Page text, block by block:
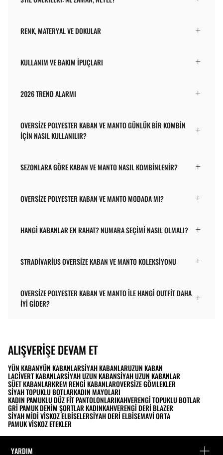
RENK, MATERYAL VE DOKULAR
KULLANIM VE BAKIM İPUÇLARI
2026 TREND ALARMI
OVERSIZE POLYESTER KABAN VE MANTO GÜNLÜK BIR KOMBIN
IÇIN NASIL KULLANILIR?
SEZONLARA GÖRE KABAN VE MANTO NASIL KOMBINLENIR?
OVERSIZE POLYESTER KABAN VE MANTO MODADA MI?
HANGI KABANLAR EN RAHAT? NUMARA SEÇIMI NASIL OLMALI?
STRADIVARIUS OVERSIZE KABAN VE MANTO KOLEKSIYONU
OVERSIZE POLYESTER KABAN VE MANTO ILE HANGI OUTFIT DAHA
IYI GIDER?
ALIŞVERIŞE DEVAM ET
YÜN KABANYÜN KABANLARSIYAH KABANLARUZUN KABAN
LACIVERT KABANLARSIYAH UZUN KABANSIYAH UZUN KABANLAR
SÜET KABANLARKREM RENGI KABANLAROVERSIZE GÖMLEKLER
SIYAH TOPUKLU BOTLARKADIN MAYOLARI
KADIN PAMUKLU DÜZ FIT PANTOLONLARIKAHVERENGI TOPUKLU BOTLAR
GRI PAMUK DENIM ŞORTLAR KADINKAHVERENGI DERI BLAZER
SIYAH MIDI VISKOZ ELBISELERSIYAH DERI ELBISEMAVI ORTA
PAMUK VISKOZ ETEKLER
YARDIM